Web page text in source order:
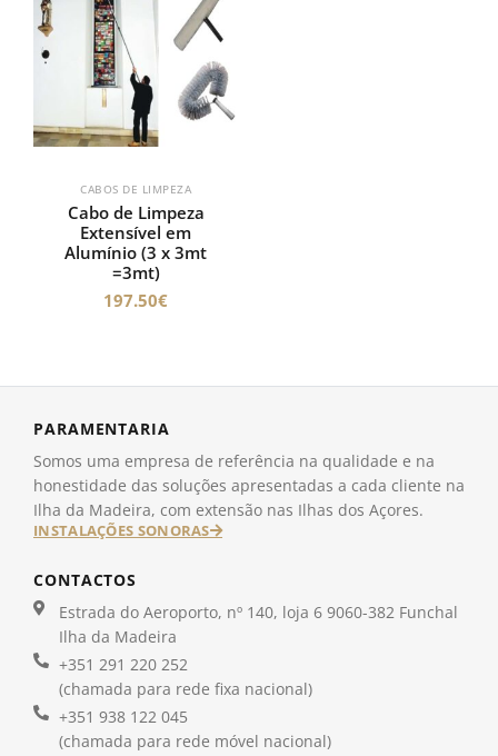
CABOS DE LIMPEZA
Cabo de Limpeza
Extensível em
Alumínio (3 x 3mt
=3mt)
197.50€
PARAMENTARIA
Somos uma empresa de referência na qualidade e na
honestidade das soluções apresentadas a cada cliente na
Ilha da Madeira, com extensão nas Ilhas dos Açores.
INSTALAÇÕES SONORAS
CONTACTOS
Estrada do Aeroporto, nº 140, loja 6 9060-382 Funchal
Ilha da Madeira
+351 291 220 252
(chamada para rede fixa nacional)
+351 938 122 045
(chamada para rede móvel nacional)